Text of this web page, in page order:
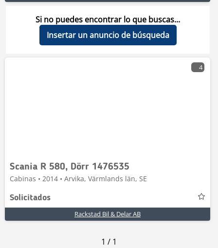
Si no puedes encontrar lo que buscas...
Insertar un anuncio de búsqueda
4
Scania R 580, Dörr 1476535
Cabinas • 2014 • Arvika, Värmlands län, SE
Solicitados
Rackstad Bil & Delar AB
1 / 1